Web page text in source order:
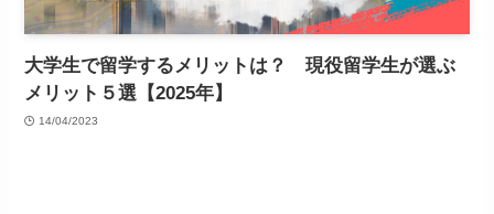
大学生で留学するメリットは？ 現役留学生が選ぶ
メリット５選【2025年】
14/04/2023